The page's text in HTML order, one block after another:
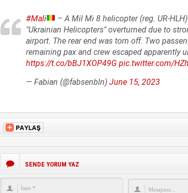
#Mali – A Mil Mi 8 helicopter (reg. UR-
"Ukrainian Helicopters" overturned due to
airport. The rear end was torn off. Two
remaining pax and crew escaped apparently
https://t.co/bBJ1XOP49G pic.twitter.com/
— Fabian (@fabsenbln) June 15, 2023
SENDE YORUM YAZ